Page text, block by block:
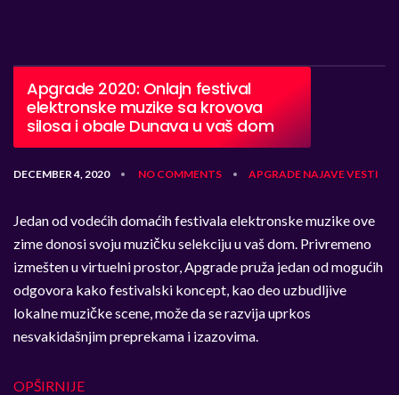
Apgrade 2020: Onlajn festival
elektronske muzike sa krovova
silosa i obale Dunava u vaš dom
DECEMBER 4, 2020 • NO COMMENTS • APGRADE NAJAVEVESTI
Jedan od vodećih domaćih festivala elektronske muzike ove
zime donosi svoju muzičku selekciju u vaš dom. Privremeno
izmešten u virtuelni prostor, Apgrade pruža jedan od mogućih
odgovora kako festivalski koncept, kao deo uzbudljive
lokalne muzičke scene, može da se razvija uprkos
nesvakidašnjim preprekama i izazovima.
OPŠIRNIJE